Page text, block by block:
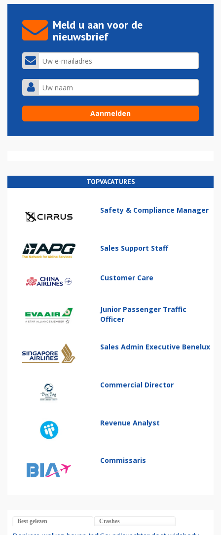
Meld u aan voor de
nieuwsbrief
TOPVACATURES
Safety & Compliance Manager
Sales Support Staff
Customer Care
Junior Passenger Traffic
Officer
Sales Admin Executive Benelux
Commercial Director
Revenue Analyst
Commissaris
Best gelezen Crashes